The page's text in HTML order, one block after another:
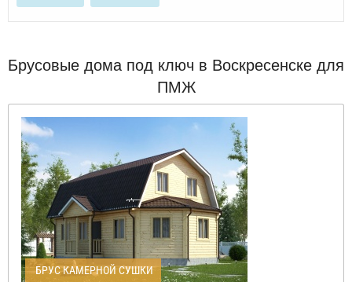
Брусовые дома под ключ в Воскресенске для
ПМЖ
БРУС КАМЕРНОЙ СУШКИ